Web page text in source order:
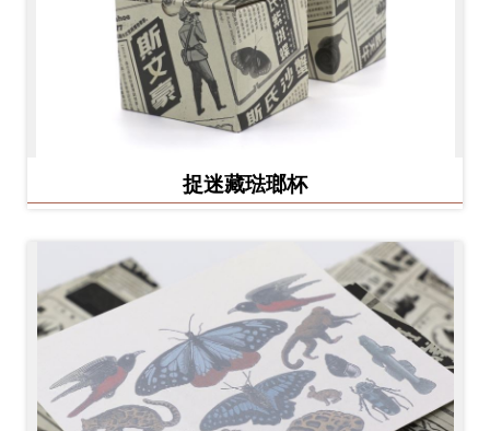
捉迷藏琺瑯杯